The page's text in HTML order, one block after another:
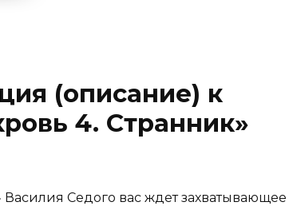
(описание) к
4. Странник»
Седого вас ждет захватывающее